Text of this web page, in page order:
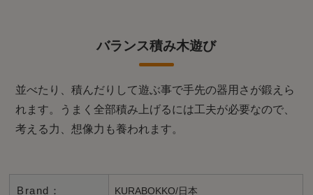
バランス積み木遊び
並べたり、積んだりして遊ぶ事で手先の器用さが鍛えら
れます。うまく全部積み上げるには工夫が必要なので、
考える力、想像力も養われます。
Brand： KURABOKKO/日本